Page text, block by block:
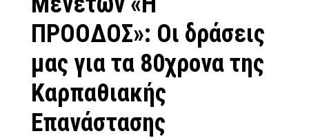
ΠΡΟΟΔΟΣ»: Οι δράσεις
μας για τα 80χρονα της
Καρπαθιακής
Επανάστασης